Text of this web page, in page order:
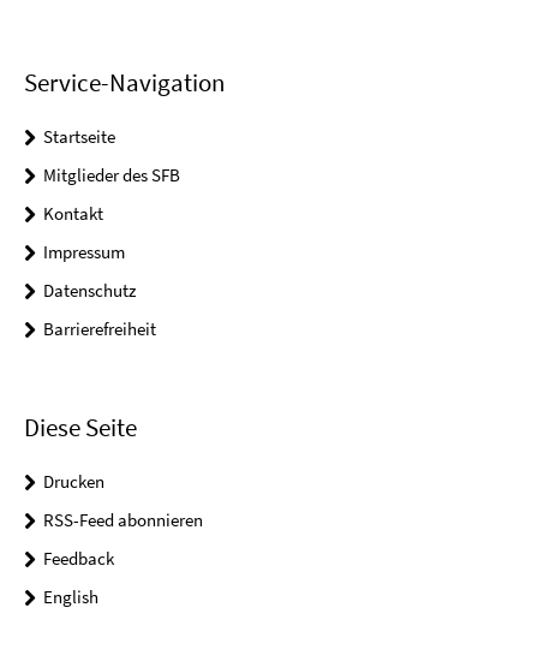
Service-Navigation
Startseite
Mitglieder des SFB
Kontakt
Impressum
Datenschutz
Barrierefreiheit
Diese Seite
Drucken
RSS-Feed abonnieren
Feedback
English